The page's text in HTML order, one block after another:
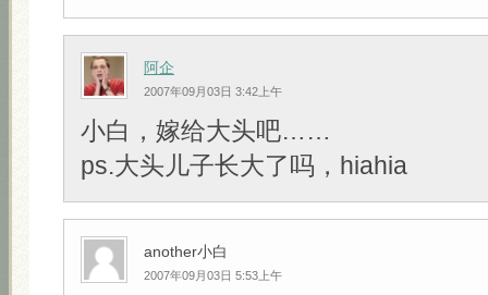
阿企
2007年09月03日 3:42上午
小白，嫁给大头吧……
ps.大头儿子长大了吗，hiahia
another小白
2007年09月03日 5:53上午